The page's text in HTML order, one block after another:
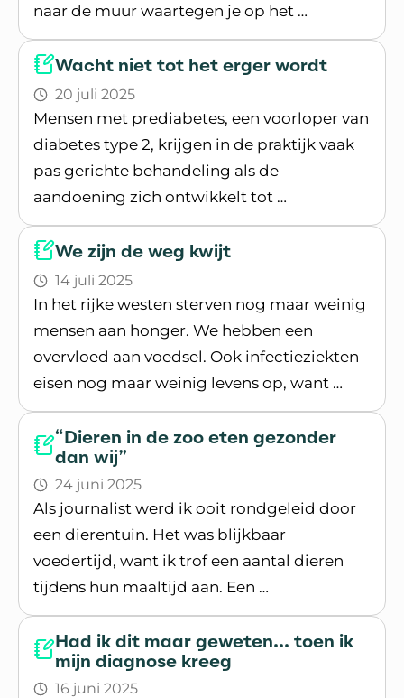
naar de muur waartegen je op het …
Lees blogpost
Wacht niet tot het erger wordt
20 juli 2025
Mensen met prediabetes, een voorloper van
diabetes type 2, krijgen in de praktijk vaak
pas gerichte behandeling als de
aandoening zich ontwikkelt tot …
Lees blogpost
We zijn de weg kwijt
14 juli 2025
In het rijke westen sterven nog maar weinig
mensen aan honger. We hebben een
overvloed aan voedsel. Ook infectieziekten
eisen nog maar weinig levens op, want …
Lees blogpost
“Dieren in de zoo eten gezonder
dan wij”
24 juni 2025
Als journalist werd ik ooit rondgeleid door
een dierentuin. Het was blijkbaar
voedertijd, want ik trof een aantal dieren
tijdens hun maaltijd aan. Een …
Lees blogpost
Had ik dit maar geweten... toen ik
mijn diagnose kreeg
16 juni 2025